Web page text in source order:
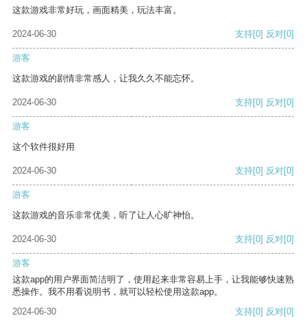
这款游戏非常好玩，画面精美，玩法丰富。
2024-06-30 支持[0] 反对[0]
游客
这款游戏的剧情非常感人，让我久久不能忘怀。
2024-06-30 支持[0] 反对[0]
游客
这个软件很好用
2024-06-30 支持[0] 反对[0]
游客
这款游戏的音乐非常优美，听了让人心旷神怡。
2024-06-30 支持[0] 反对[0]
游客
这款app的用户界面简洁明了，使用起来非常容易上手，让我能够快速熟
悉操作。我不用看说明书，就可以轻松使用这款app。
2024-06-30
支持[0] 反对[0]